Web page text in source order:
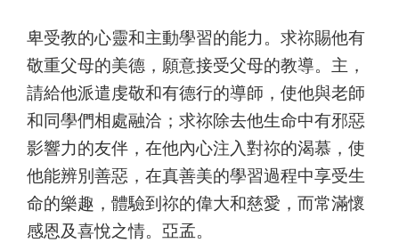
卑受教的心靈和主動學習的能力。求祢賜他有
敬重父母的美德，願意接受父母的教導。主，
請給他派遣虔敬和有德行的導師，使他與老師
和同學們相處融洽；求祢除去他生命中有邪惡
影響力的友伴，在他內心注入對祢的渴慕，使
他能辨別善惡，在真善美的學習過程中享受生
命的樂趣，體驗到祢的偉大和慈愛，而常滿懷
感恩及喜悅之情。亞孟。